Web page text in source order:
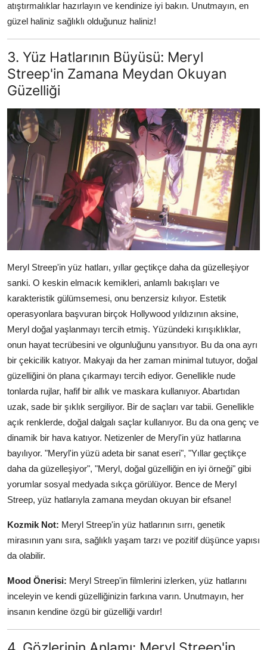
atıştırmalıklar hazırlayın ve kendinize iyi bakın. Unutmayın, en
güzel haliniz sağlıklı olduğunuz haliniz!
3. Yüz Hatlarının Büyüsü: Meryl
Streep'in Zamana Meydan Okuyan
Güzelliği
Meryl Streep'in yüz hatları, yıllar geçtikçe daha da güzelleşiyor
sanki. O keskin elmacık kemikleri, anlamlı bakışları ve
karakteristik gülümsemesi, onu benzersiz kılıyor. Estetik
operasyonlara başvuran birçok Hollywood yıldızının aksine,
Meryl doğal yaşlanmayı tercih etmiş. Yüzündeki kırışıklıklar,
onun hayat tecrübesini ve olgunluğunu yansıtıyor. Bu da ona ayrı
bir çekicilik katıyor. Makyajı da her zaman minimal tutuyor, doğal
güzelliğini ön plana çıkarmayı tercih ediyor. Genellikle nude
tonlarda rujlar, hafif bir allık ve maskara kullanıyor. Abartıdan
uzak, sade bir şıklık sergiliyor. Bir de saçları var tabii. Genellikle
açık renklerde, doğal dalgalı saçlar kullanıyor. Bu da ona genç ve
dinamik bir hava katıyor. Netizenler de Meryl'in yüz hatlarına
bayılıyor. "Meryl'in yüzü adeta bir sanat eseri", "Yıllar geçtikçe
daha da güzelleşiyor", "Meryl, doğal güzelliğin en iyi örneği" gibi
yorumlar sosyal medyada sıkça görülüyor. Bence de Meryl
Streep, yüz hatlarıyla zamana meydan okuyan bir efsane!
Kozmik Not: Meryl Streep'in yüz hatlarının sırrı, genetik
mirasının yanı sıra, sağlıklı yaşam tarzı ve pozitif düşünce yapısı
da olabilir.
Mood Önerisi: Meryl Streep'in filmlerini izlerken, yüz hatlarını
inceleyin ve kendi güzelliğinizin farkına varın. Unutmayın, her
insanın kendine özgü bir güzelliği vardır!